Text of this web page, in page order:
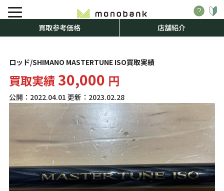
買取参考価格 店舗紹介
ロッド/SHIMANO MASTERTUNE ISO買取実績
買取実績30,000 円
公開： 2022.04.01 更新： 2023.02.28